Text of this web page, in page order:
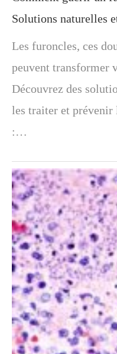
Solutions naturelles
Les furoncles, ces
peuvent transformer
Découvrez des
les traiter et
:…